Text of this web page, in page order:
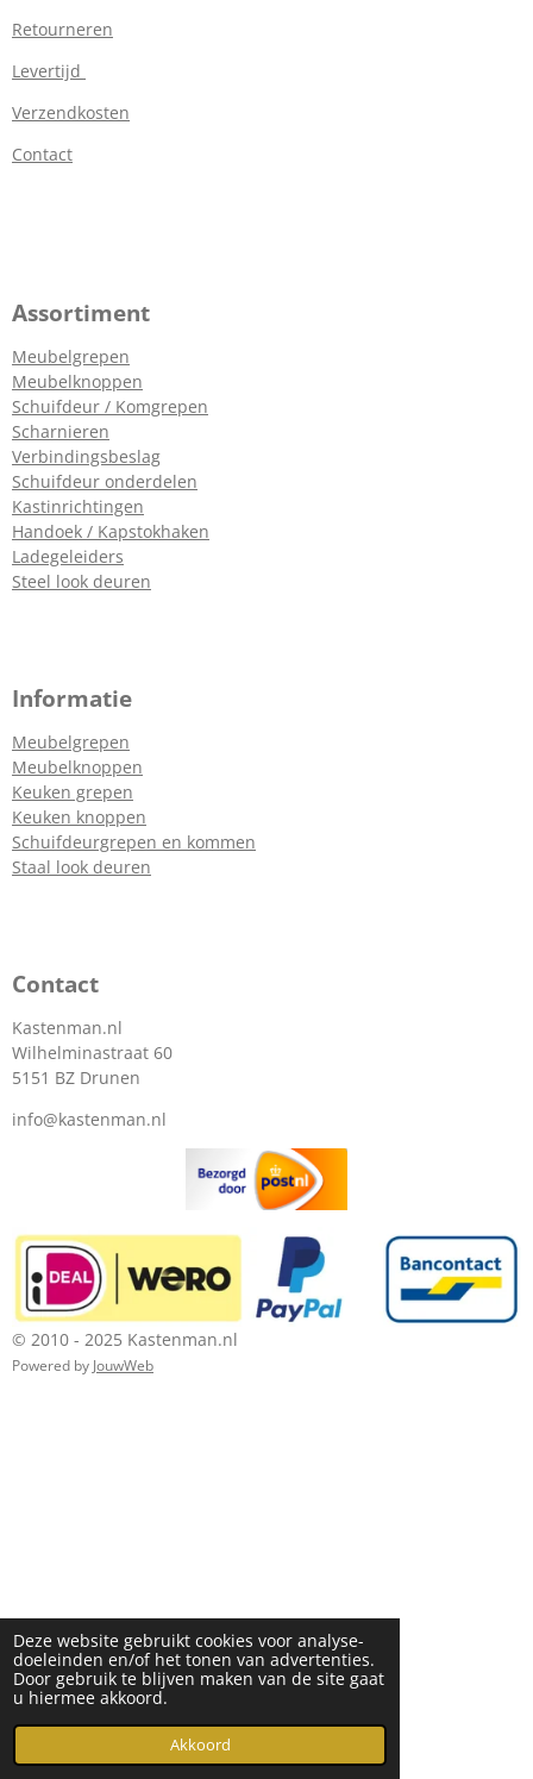
Deze website gebruikt cookies voor analyse-
doeleinden en/of het tonen van advertenties.
Door gebruik te blijven maken van de site gaat
u hiermee akkoord.
Akkoord
Retourneren
Levertijd
Verzendkosten
Contact
Assortiment
Meubelgrepen
Meubelknoppen
Schuifdeur / Komgrepen
Scharnieren
Verbindingsbeslag
Schuifdeur onderdelen
Kastinrichtingen
Handoek / Kapstokhaken
Ladegeleiders
Steel look deuren
Informatie
Meubelgrepen
Meubelknoppen
Keuken grepen
Keuken knoppen
Schuifdeurgrepen en kommen
Staal look deuren
Contact
Kastenman.nl
Wilhelminastraat 60
5151 BZ Drunen
info@kastenman.nl
© 2010 - 2025 Kastenman.nl
Powered by JouwWeb